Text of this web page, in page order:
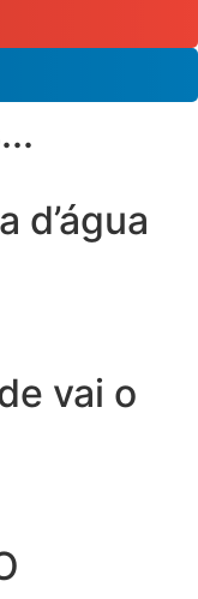
d’água
vai o